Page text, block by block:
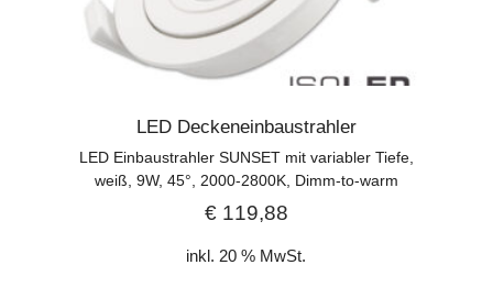
LED Deckeneinbaustrahler
LED Einbaustrahler SUNSET mit variabler Tiefe,
weiß, 9W, 45°, 2000-2800K, Dimm-to-warm
€119,88
inkl. 20 % MwSt.